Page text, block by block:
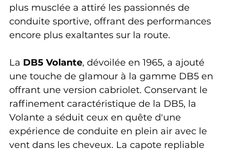
plus musclée a attiré les passionnés de
conduite sportive, offrant des performances
encore plus exaltantes sur la route.
La DB5 Volante, dévoilée en 1965, a ajouté
une touche de glamour à la gamme DB5 en
offrant une version cabriolet. Conservant le
raffinement caractéristique de la DB5, la
Volante a séduit ceux en quête d'une
expérience de conduite en plein air avec le
vent dans les cheveux. La capote repliable